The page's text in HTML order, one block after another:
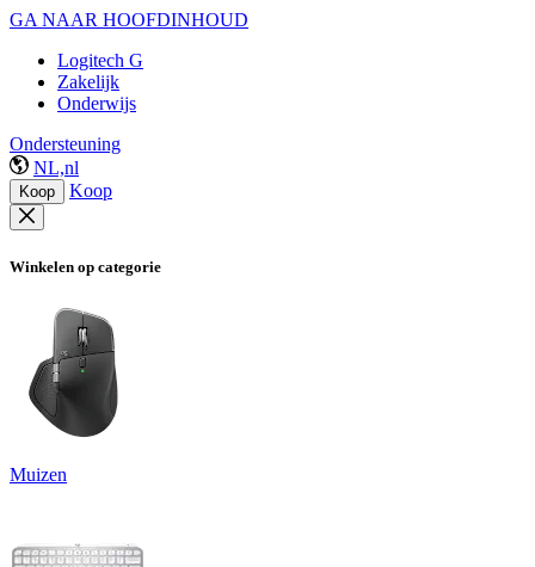
GA NAAR HOOFDINHOUD
Logitech G
Zakelijk
Onderwijs
Ondersteuning
NL,nl
Koop Koop
Winkelen op categorie
Muizen